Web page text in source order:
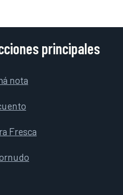
principales
nota
Fresca